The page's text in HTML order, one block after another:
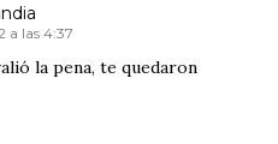
a las 4:37
la pena, te quedaron